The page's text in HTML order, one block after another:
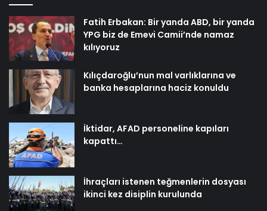
Fatih Erbakan: Bir yanda ABD, bir yanda
YPG biz de Emevi Camii’nde namaz
kılıyoruz
Kılıçdaroğlu’nun mal varlıklarına ve
banka hesaplarına haciz konuldu
İktidar, AFAD personeline kapıları
kapattı…
İhraçları istenen teğmenlerin dosyası
ikinci kez disiplin kurulunda